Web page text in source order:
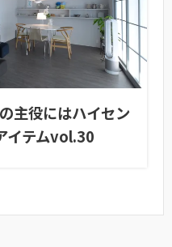
主役にはハイセン
イテムvol.30